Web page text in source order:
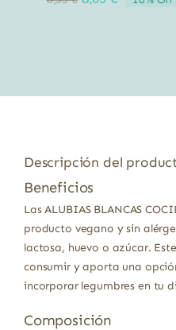
Descripción del
Beneficios
Las ALUBIAS BLANCAS
producto vegano y sin
lactosa, huevo o azúcar.
consumir y aporta una
incorporar legumbres en tu
Composición